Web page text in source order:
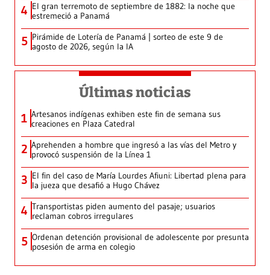
4 El gran terremoto de septiembre de 1882: la noche que
estremeció a Panamá
5 Pirámide de Lotería de Panamá | sorteo de este 9 de
agosto de 2026, según la IA
Últimas noticias
1 Artesanos indígenas exhiben este fin de semana sus
creaciones en Plaza Catedral
2 Aprehenden a hombre que ingresó a las vías del Metro y
provocó suspensión de la Línea 1
3 El fin del caso de María Lourdes Afiuni: Libertad plena para
la jueza que desafió a Hugo Chávez
4 Transportistas piden aumento del pasaje; usuarios
reclaman cobros irregulares
5 Ordenan detención provisional de adolescente por presunta
posesión de arma en colegio